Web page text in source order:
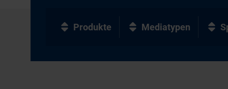
Produkte Mediatypen